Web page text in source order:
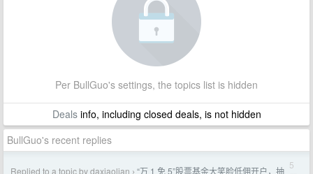
Per BullGuo's settings, the topics list is hidden
Dealsinfo, including closed deals, is not hidden
BullGuo's recent replies
Replied to a topic by daxiaolian › “万 1 免 5”股票基金大笑脸低佣开户，抽 5